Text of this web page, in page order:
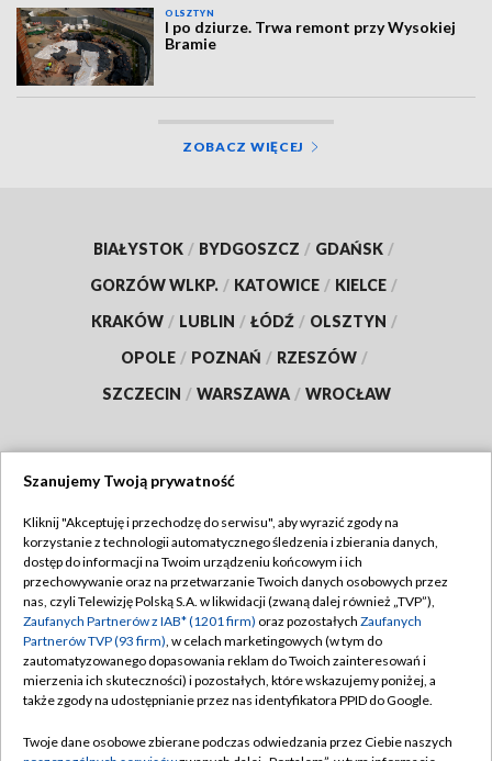
OLSZTYN
I po dziurze. Trwa remont przy Wysokiej
Bramie
ZOBACZ WIĘCEJ
BIAŁYSTOK / BYDGOSZCZ / GDAŃSK /
GORZÓW WLKP. / KATOWICE / KIELCE /
KRAKÓW / LUBLIN / ŁÓDŹ / OLSZTYN /
OPOLE / POZNAŃ / RZESZÓW /
SZCZECIN / WARSZAWA / WROCŁAW
TVP
Abonament TVP
Emisja w TVP
Centrum informacji TVP
Naziemna Telewizja Cyfrowa
Regulamin TVP
Polityka prywatności
Moje zgody
Pomoc
Szanujemy Twoją prywatność
Kliknij "Akceptuję i przechodzę do serwisu", aby wyrazić zgody na
korzystanie z technologii automatycznego śledzenia i zbierania danych,
dostęp do informacji na Twoim urządzeniu końcowym i ich
przechowywanie oraz na przetwarzanie Twoich danych osobowych przez
nas, czyli Telewizję Polską S.A. w likwidacji (zwaną dalej również „TVP”),
Zaufanych Partnerów z IAB* (1201 firm) oraz pozostałych Zaufanych
Partnerów TVP (93 firm), w celach marketingowych (w tym do
zautomatyzowanego dopasowania reklam do Twoich zainteresowań i
mierzenia ich skuteczności) i pozostałych, które wskazujemy poniżej, a
także zgody na udostępnianie przez nas identyfikatora PPID do Google.
Twoje dane osobowe zbierane podczas odwiedzania przez Ciebie naszych